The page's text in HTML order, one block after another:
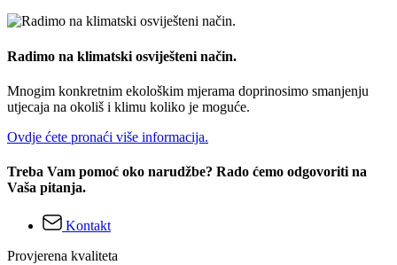
Radimo na klimatski osviješteni način.
Mnogim konkretnim ekološkim mjerama doprinosimo smanjenju
utjecaja na okoliš i klimu koliko je moguće.
Ovdje ćete pronaći više informacija.
Treba Vam pomoć oko narudžbe? Rado ćemo odgovoriti na
Vaša pitanja.
Kontakt
Provjerena kvaliteta